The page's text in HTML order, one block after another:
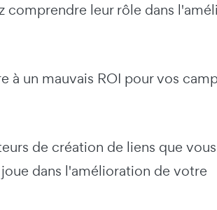
comprendre leur rôle dans
un mauvais ROI pour vos
de création de liens que
dans l'amélioration de votre